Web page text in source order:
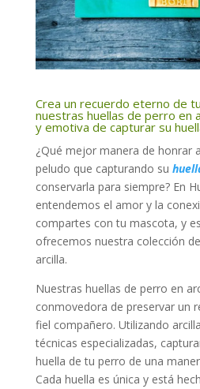
Crea un recuerdo eterno de
nuestras huellas de perro en
y emotiva de capturar su
¿Qué mejor manera de honrar
peludo que capturando su
conservarla para siempre? En
entendemos el amor y la
compartes con tu mascota, y
ofrecemos nuestra colección
arcilla.
Nuestras huellas de perro en
conmovedora de preservar un
fiel compañero. Utilizando
técnicas especializadas,
huella de tu perro de una
Cada huella es única y está